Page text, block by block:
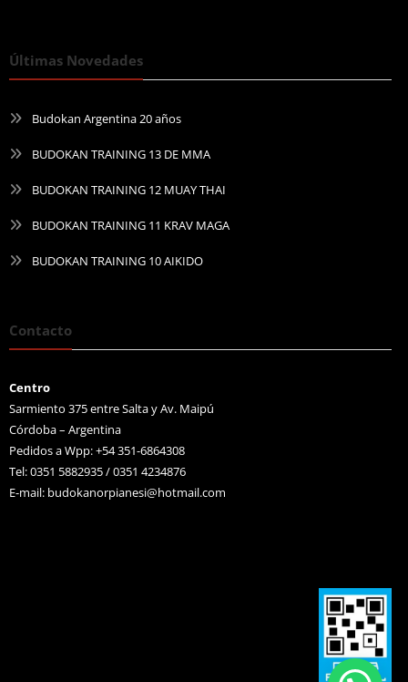
Últimas Novedades
Budokan Argentina 20 años
BUDOKAN TRAINING 13 DE MMA
BUDOKAN TRAINING 12 MUAY THAI
BUDOKAN TRAINING 11 KRAV MAGA
BUDOKAN TRAINING 10 AIKIDO
Contacto
Centro
Sarmiento 375 entre Salta y Av. Maipú
Córdoba – Argentina
Pedidos a Wpp: +54 351-6864308
Tel: 0351 5882935 / 0351 4234876
E-mail: budokanorpianesi@hotmail.com